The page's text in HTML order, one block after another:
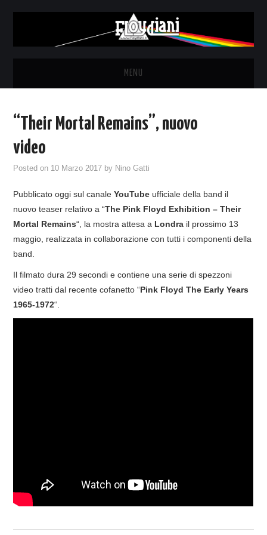
MENU
THE LUNATICS
SYD BARRETT – ALLE SOGLIE
DELL’ALBA
FANZINE
COVER & TRIBUTI
POLICY/COOKIES
“Their Mortal Remains”, nuovo
video
Posted on 10 Marzo 2017 by Nino Gatti
Pubblicato oggi sul canaleYouTube ufficiale della band il
nuovo teaser relativo a “The Pink Floyd Exhibition – Their
Mortal Remains“, la mostra attesa a Londra il prossimo 13
maggio, realizzata in collaborazione con tutti i componenti della
band.
Il filmato dura 29 secondi e contiene una serie di spezzoni
video tratti dal recente cofanetto “Pink Floyd The Early Years
1965-1972“.